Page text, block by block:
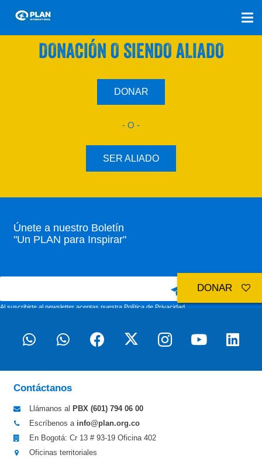
SÚMATE A NUESTRO PLAN CON UNA
DONACIÓN O SIENDO ALIADO
DONAR
- O -
SER ALIADO
Únete a nuestro Boletín
"Un PLAN para Inspirar"
Al suscribirte al newsletter aceptas nuestraPolítica de Privacidad
Contáctanos
Llámanos al PBX (601) 794 06 00
Escríbenos a info@plan.org.co
En Bogotá: Cr 13 # 93-19 Oficina 402
Oficinas territoriales
DONAR